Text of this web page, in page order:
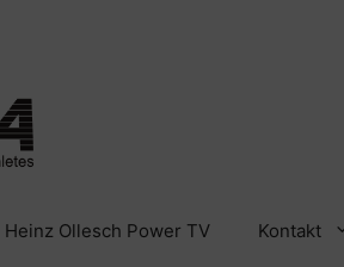
Heinz Ollesch Power TV Kontakt